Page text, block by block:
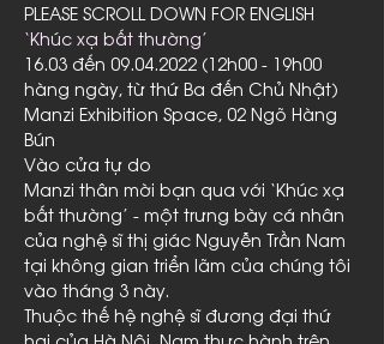
PLEASE SCROLL DOWN FOR ENGLISH
‘Khúc xạ bất thường’
16.03 đến 09.04.2022 (12h00 - 19h00
hàng ngày, từ thứ Ba đến Chủ Nhật)
Manzi Exhibition Space, 02 Ngõ Hàng
Bún
Vào cửa tự do
Manzi thân mời bạn qua với ‘Khúc xạ
bất thường’ - một trưng bày cá nhân
của nghệ sĩ thị giác Nguyễn Trần Nam
tại không gian triển lãm của chúng tôi
vào tháng 3 này.
Thuộc thế hệ nghệ sĩ đương đại thứ